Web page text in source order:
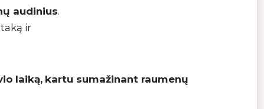
audinius.
ir
laiką, kartu sumažinant raumenų